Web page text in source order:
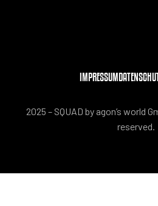
IMPRESSUM
2025 – SQUAD by agon’s world
reserved.